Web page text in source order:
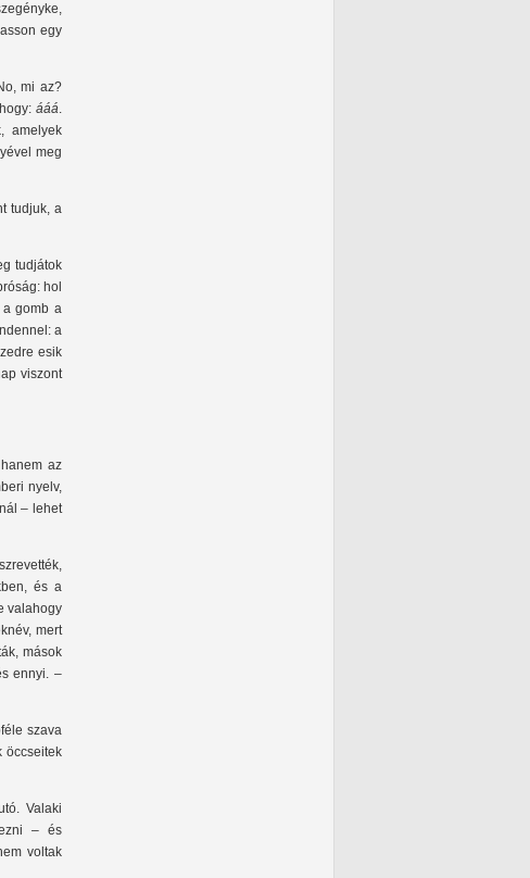
egy
mi az?
ááá.
amelyek
meg
tudjuk, a
tudjátok
hol
gomb a
a
esik
viszont
az
nyelv,
– lehet
és a
valahogy
mert
mások
ennyi. –
szava
öccseitek
Valaki
– és
voltak